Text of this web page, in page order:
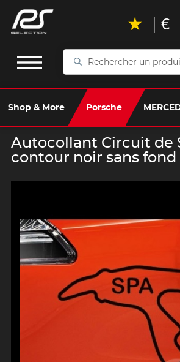
Rechercher
produit...
Shop & More Porsche
€
Autocollant Circuit de
contour noir sans fond